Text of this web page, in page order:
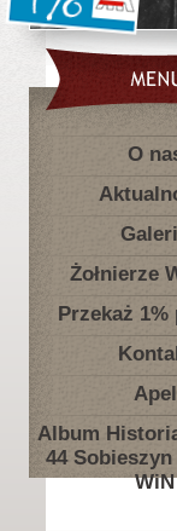
O
Żołnierze
Przekaż 1%
Apel
Album
44 Sobieszyn
WiN